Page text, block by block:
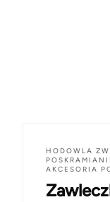
HODOWLA
AKCESORIA